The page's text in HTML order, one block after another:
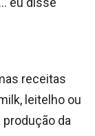
receitas
leitelho ou
da